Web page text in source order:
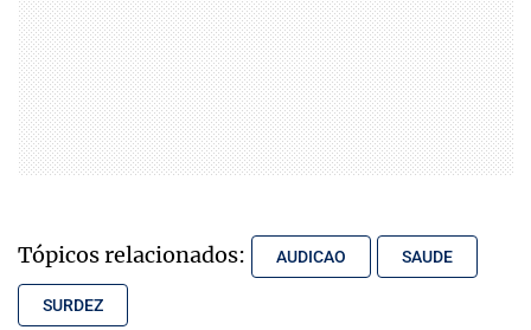
Tópicos relacionados: AUDICAO SAUDE
SURDEZ